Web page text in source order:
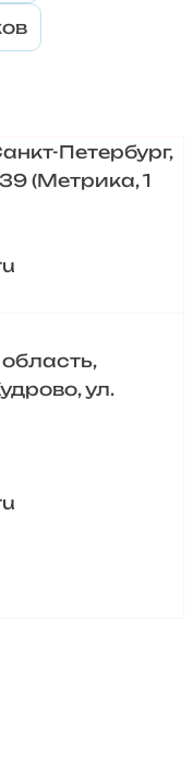
Петербург,
(Метрика, 1
ул.